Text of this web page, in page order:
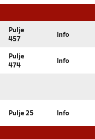
Pulje
457
Info
Pulje
474
Info
Pulje 25 Info